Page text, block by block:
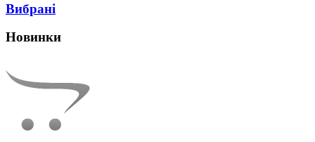
Вибрані
Новинки